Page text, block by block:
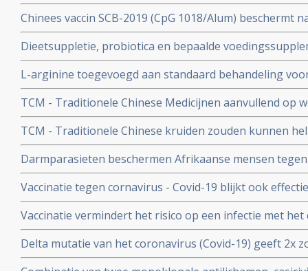
minder. Na 5 maanden is slechts nog 47 procent
Chinees vaccin SCB-2019 (CpG 1018/Alum) beschermt
ziekenhuisopname en overlijden bij alle bekende
Covid-19 blijkt uit SPECTRA fase III studie
Dieetsuppletie, probiotica en bepaalde
of als aanvullende of alleenstaande behandeling van
coronavirus - SARS-CoV-2 - geeft interessante
studies
L-arginine toegevoegd aan standaard behandeling
ernstige ziekte door coronavirus - Covid-19 verbetert
ziekenhuisverblijf met
TCM - Traditionele Chinese Medicijnen aanvullend op
bij patienten met milde tot matige COVID-19 -
TCM - Traditionele Chinese kruiden zouden kunnen
Corona virus, zeggen Chinese onderzoekers
Darmparasieten beschermen Afrikaanse mensen
hun immuunsysteem reageert anders dan
Vaccinatie tegen cornavirus - Covid-19 blijkt ook
immuunziektes en mensen die
Vaccinatie vermindert het risico op een infectie met
immuniteit van een eerdere infectie beschermt echter
keer. Dit toont groot onderzoek aan uit Israel
Delta mutatie van het coronavirus (Covid-19) geeft 2x
vs 4 procent) op ernstige ziekte dan de Alpha mutatie.